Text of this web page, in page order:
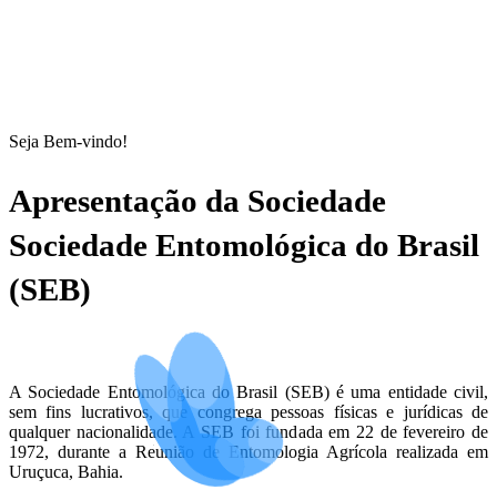
Seja Bem-vindo!
Apresentação da Sociedade
Sociedade Entomológica do Brasil
(SEB)
A Sociedade Entomológica do Brasil (SEB) é uma entidade civil,
sem fins lucrativos, que congrega pessoas físicas e jurídicas de
qualquer nacionalidade. A SEB foi fundada em 22 de fevereiro de
1972, durante a Reunião de Entomologia Agrícola realizada em
Uruçuca, Bahia.